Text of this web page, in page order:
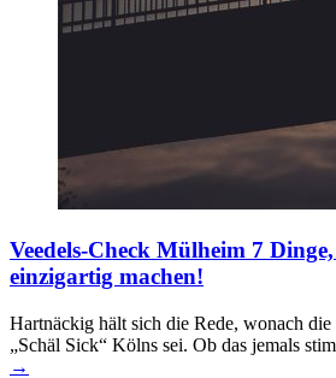
Veedels-Check Mülheim 7
einzigartig machen!
Hartnäckig hält sich die Rede, wonach die
„Schäl Sick“ Kölns sei. Ob das jemals
→